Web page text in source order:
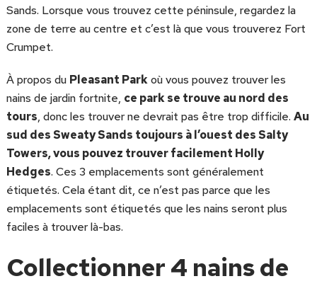
Sands. Lorsque vous trouvez cette péninsule, regardez la
zone de terre au centre et c’est là que vous trouverez Fort
Crumpet.
À propos du Pleasant Parkoù vous pouvez trouver les
nains de jardin fortnite, ce park se trouve au nord des
tours, donc les trouver ne devrait pas être trop difficile. Au
sud des Sweaty Sands toujours à l’ouest des Salty
Towers, vous pouvez trouver facilement Holly
Hedges. Ces 3 emplacements sont généralement
étiquetés. Cela étant dit, ce n’est pas parce que les
emplacements sont étiquetés que les nains seront plus
faciles à trouver là-bas.
Collectionner 4 nains de